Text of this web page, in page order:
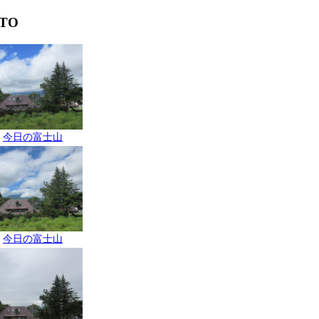
今日の富士山
今日の富士山